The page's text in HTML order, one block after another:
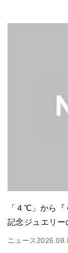
「４℃」から
記念ジュエリー
ニュース